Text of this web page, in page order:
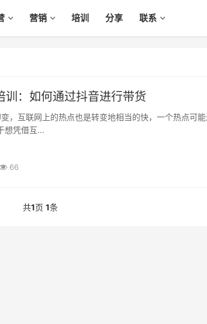
营销 培训 分享 联系
训：如何通过抖音进行带货
想凭借互...
66
共1页 1条